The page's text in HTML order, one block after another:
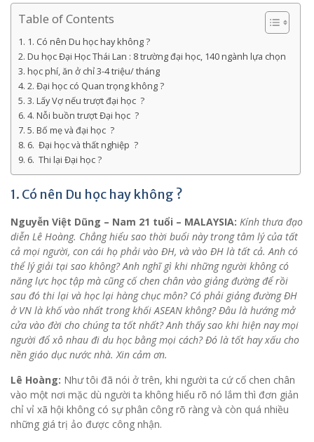
Table of Contents
1. Có nên Du học hay không ?
Du học Đại Học Thái Lan : 8 trường đại học, 140 ngành lựa chọn
học phí, ăn ở chỉ 3-4 triệu/ tháng
2. Đại học có Quan trọng không ?
3. Lấy Vợ nếu trượt đại học ?
4. Nỗi buồn trượt Đại học ?
5. Bố mẹ và đại học ?
6. Đại học và thất nghiệp ?
6. Thi lại Đại học ?
1. Có nên Du học hay không ?
Nguyễn Việt Dũng – Nam 21 tuổi – MALAYSIA: Kính thưa đạo
diễn Lê Hoàng. Chẳng hiểu sao thời buổi này trong tâm lý của tất
cả mọi người, con cái họ phải vào ĐH, và vào ĐH là tất cả. Anh có
thể lý giải tại sao không? Anh nghĩ gì khi những người không có
năng lực học tập mà cũng cố chen chân vào giảng đường để rồi
sau đó thi lại và học lại hàng chục môn? Có phải giảng đường ĐH
ở VN là khố vào nhất trong khối ASEAN không? Đâu là hướng mở
cửa vào đời cho chúng ta tốt nhất? Anh thấy sao khi hiện nay mọi
người đổ xô nhau đi du học bằng mọi cách? Đó là tốt hay xấu cho
nền giáo dục nước nhà. Xin cảm ơn.
Lê Hoàng: Như tôi đã nói ở trên, khi người ta cứ cố chen chân
vào một nơi mặc dù người ta không hiểu rõ nó lắm thì đơn giản
chỉ vỉ xã hội không có sự phân công rõ ràng và còn quá nhiều
những giá trị ảo được công nhận.